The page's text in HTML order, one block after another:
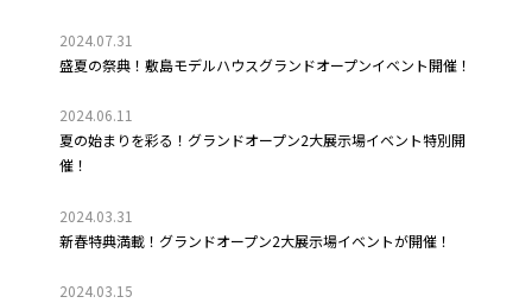
2024.07.31
盛夏の祭典！敷島モデルハウスグランドオープンイベント開催！
2024.06.11
夏の始まりを彩る！グランドオープン2大展示場イベント特別開
催！
2024.03.31
新春特典満載！グランドオープン2大展示場イベントが開催！
2024.03.15